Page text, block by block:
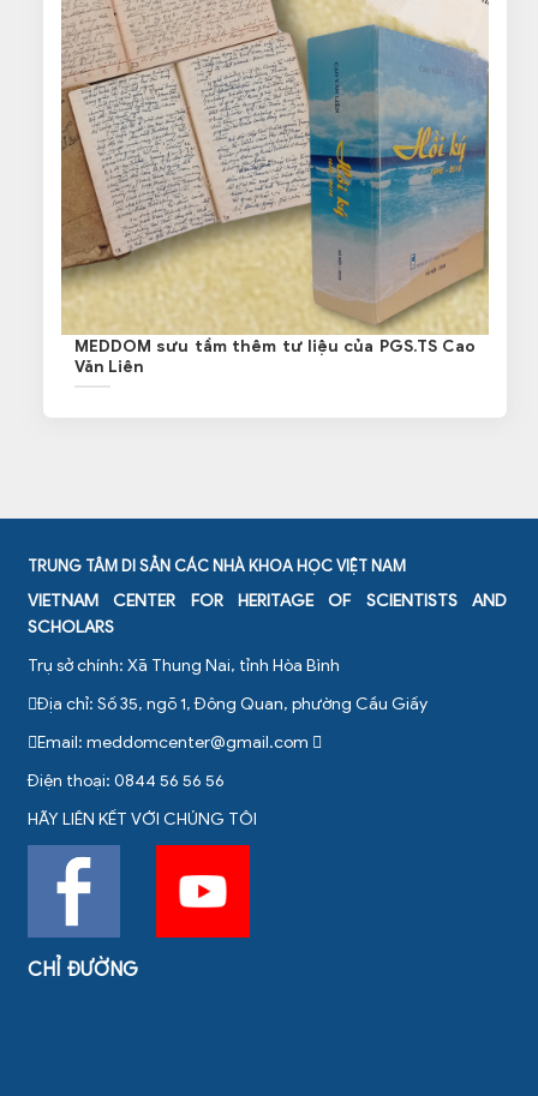
MEDDOM sưu tầm thêm tư liệu của PGS.TS Cao
Văn Liên
TRUNG TÂM DI SẢN CÁC NHÀ KHOA HỌC VIỆT NAM
VIETNAM CENTER FOR HERITAGE OF SCIENTISTS AND
SCHOLARS
Trụ sở chính: Xã Thung Nai, tỉnh Hòa Bình
Địa chỉ: Số 35, ngõ 1, Đông Quan, phường Cầu Giấy
Email: meddomcenter@gmail.com
Điện thoại: 0844 56 56 56
HÃY LIÊN KẾT VỚI CHÚNG TÔI
CHỈ ĐƯỜNG